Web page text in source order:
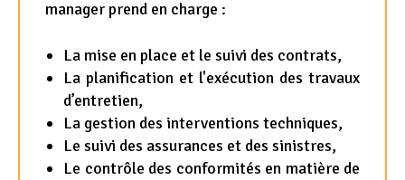
manager prend en charge :
La mise en place et le suivi des contrats,
La planification et l'exécution des travaux
d’entretien,
La gestion des interventions techniques,
Le suivi des assurances et des sinistres,
Le contrôle des conformités en matière de